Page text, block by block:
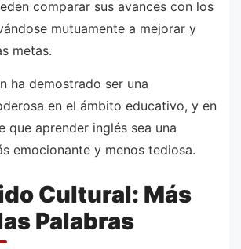
comparar sus avances con los
mutuamente a mejorar y
metas.
ha demostrado ser una
en el ámbito educativo, y en
que aprender inglés sea una
emocionante y menos tediosa.
Cultural: Más
Palabras